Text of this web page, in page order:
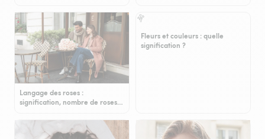
Langage des roses :
signification, nombre de roses…
Fleurs et couleurs : quelle
signification ?